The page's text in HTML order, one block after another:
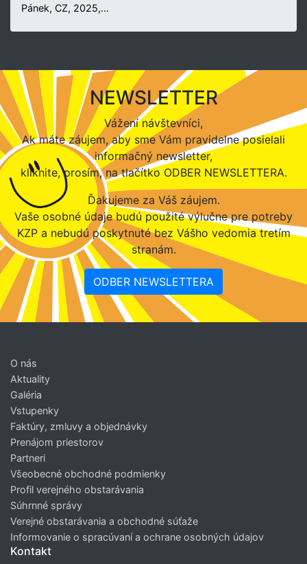
Pánek, CZ, 2025,…
NEWSLETTER
Vážení návštevníci,
Ak máte záujem, aby sme Vám pravidelne posielali
informačný newsletter,
kliknite, prosím, na tlačítko ODBER NEWSLETTERA.
Ďakujeme za Váš záujem.
Vaše osobné údaje budú použité výlučne pre potreby
KZP a nebudú poskytnuté bez Vášho vedomia tretím
stranám.
ODBER NEWSLETTERA
O nás
Aktuality
Galéria
Vstupenky
Faktúry, zmluvy a objednávky
Prenájom priestorov
Partneri
Všeobecné obchodné podmienky
Profil verejného obstarávania
Súhrnné správy
Verejné obstarávania a obchodné súťaže
Informovanie o spracúvaní a ochrane osobných údajov
Kontakt